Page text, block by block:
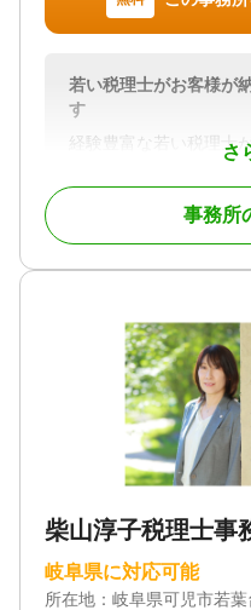
申告 / 相続手続き / 銀
策 / 相続人調査
対応体制
訪問可 / 土日相談可 /
/ 事務所面談可
さ
若い税理士がお客様が
す
経験豊富な若い税理士
方法をリーズナブルな
す。相続税の節税だけ
得いただける方法を探
す。
愛知県・岐阜県
対応業務
遺産分割 / 生前贈与 /
手続き / 戸籍収集 / 相
電話相談可 / 訪問可 /
時以降相談可 / 事務所
事務所
柴山淳子税理士事
岐阜県に対応可能
所在地： 岐阜県可児市若